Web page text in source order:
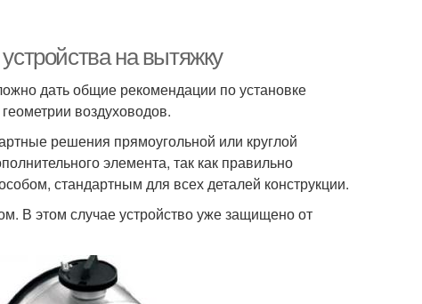
на вытяжку
дать общие рекомендации по установке
воздуховодов.
решения прямоугольной или круглой
элемента, так как правильно
стандартным для всех деталей конструкции.
В этом случае устройство уже защищено от